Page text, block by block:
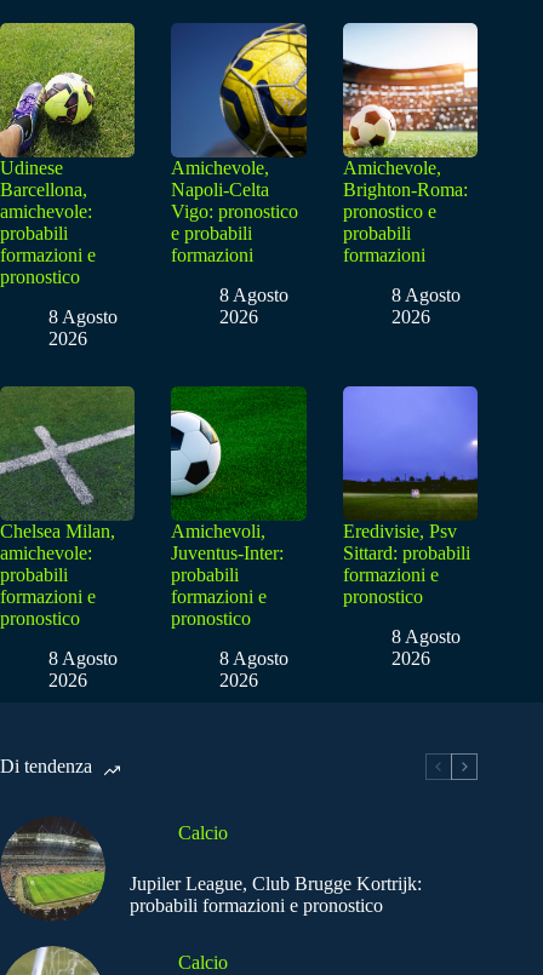
Udinese
Barcellona,
amichevole:
probabili
formazioni e
pronostico
8 Agosto
2026
Amichevole,
Napoli-Celta
Vigo: pronostico
e probabili
formazioni
8 Agosto
2026
Amichevole,
Brighton-Roma:
pronostico e
probabili
formazioni
8 Agosto
2026
Chelsea Milan,
amichevole:
probabili
formazioni e
pronostico
8 Agosto
2026
Amichevoli,
Juventus-Inter:
probabili
formazioni e
pronostico
8 Agosto
2026
Eredivisie, Psv
Sittard: probabili
formazioni e
pronostico
8 Agosto
2026
Di tendenza
Calcio
Jupiler League, Club Brugge Kortrijk:
probabili formazioni e pronostico
Calcio